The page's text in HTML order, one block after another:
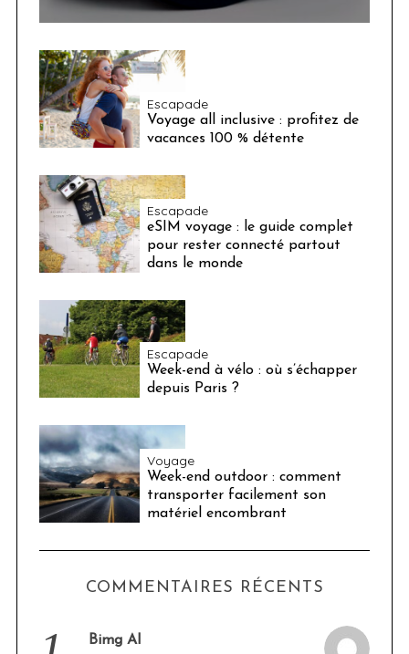
Escapade
Voyage all inclusive : profitez de
vacances 100 % détente
Escapade
eSIM voyage : le guide complet
pour rester connecté partout
dans le monde
Escapade
Week-end à vélo : où s’échapper
depuis Paris ?
Voyage
Week-end outdoor : comment
transporter facilement son
matériel encombrant
COMMENTAIRES RÉCENTS
Bimg AI